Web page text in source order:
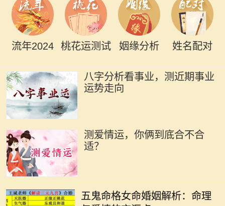
流年2024 桃花运测试 姻缘分析 姓名配对
八字分析看事业，测近期事业
运势走向
测爱情运，你俩到底合不合
适？
五鬼命格女命婚姻解析：命理
特殊的命格，尤其对女性来说，它的
特征和影响力独具特色。五鬼命格的